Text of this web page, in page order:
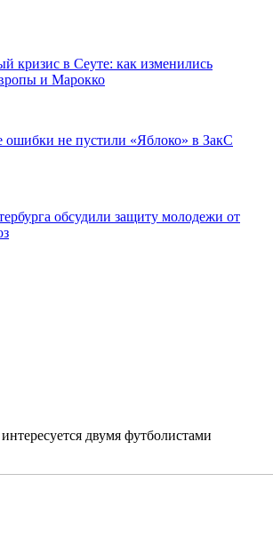
кризис в Сеуте: как изменились
и Марокко
не пустили «Яблоко» в ЗакС
обсудили защиту молодежи от
двумя футболистами